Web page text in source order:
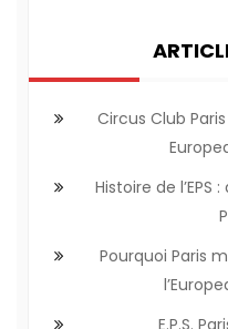
Circus Club
Histoire de l’EPS
Pourquoi Paris
E.P.S.